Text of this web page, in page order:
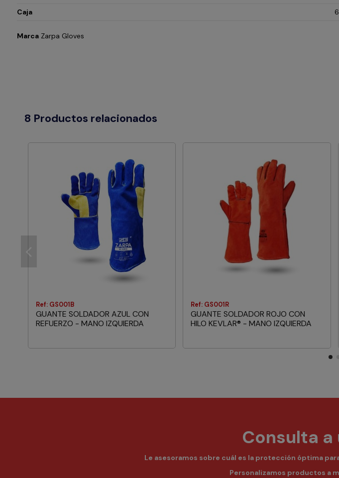
Caja
Marca Zarpa Gloves
8 Productos relacionados
Ref: GS001B
GUANTE SOLDADOR AZUL CON
REFUERZO - MANO IZQUIERDA
Ref: GS001R
GUANTE SOLDADOR ROJO CON
HILO KEVLAR® - MANO IZQUIERDA
Consulta
Le asesoramos sobre cuál es la protección óptima
Personalizamos productos a